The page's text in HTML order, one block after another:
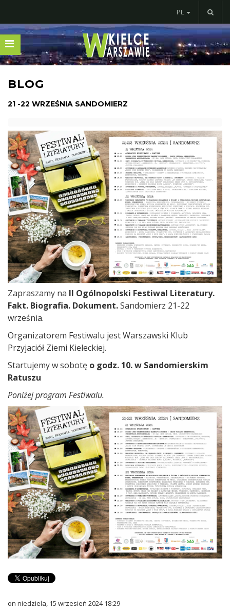
PL
BLOG
21 -22 WRZEŚNIA SANDOMIERZ
Zapraszamy na II Ogólnopolski Festiwal Literatury.
Fakt. Biografia. Dokument.Sandomierz 21-22
września.
Organizatorem Festiwalu jest Warszawski Klub
Przyjaciół Ziemi Kieleckiej.
Startujemy w sobotę o godz. 10. w Sandomierskim
Ratuszu
Poniżej program Festiwalu.
on niedziela, 15 wrzesień 2024 18:29